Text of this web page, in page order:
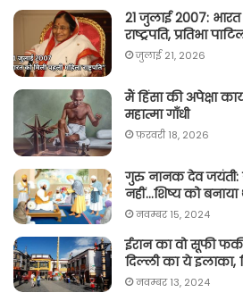
21 जुलाई 2007:
राष्ट्रपति, प्रतिभा
जुलाई 21, 2026
मैं हिंसा की अपेक्षा
महात्मा गाँधी
फ़रवरी 18, 2026
गुरु नानक देव
नहीं…शिष्य को बनाया
नवम्बर 15, 2024
ईरान का वो सूफी
दिल्ली का ये इलाका,
नवम्बर 13, 2024